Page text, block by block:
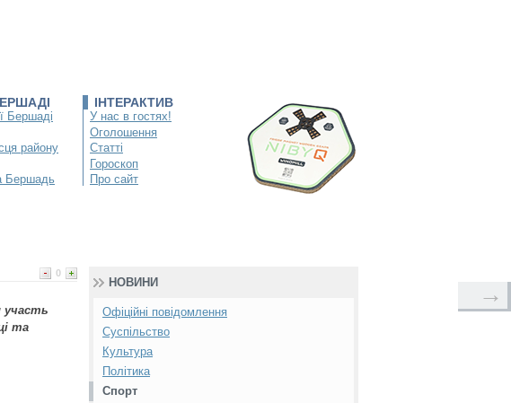
Бершаді
району
Бершадь
ІНТЕРАКТИВ
У нас в гостях!
Оголошення
Статті
Гороскоп
Про сайт
0
участь
та
→
НОВИНИ
Офіційні повідомлення
Суспільство
Культура
Політика
Спорт